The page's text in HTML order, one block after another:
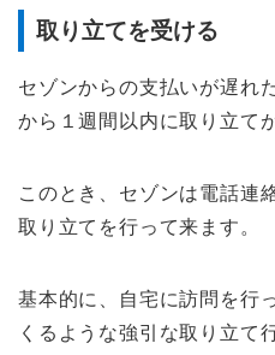
取り立てを受ける
セゾンからの支払いが遅れ
から１週間以内に取り立て
このとき、セゾンは電話連
取り立てを行って来ます。
基本的に、自宅に訪問を行
くるような強引な取り立て